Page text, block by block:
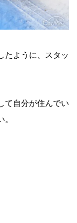
たように、スタッ
て自分が住んでい